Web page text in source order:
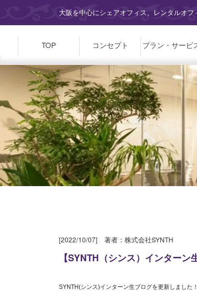
大阪を中心にシェアオフィス、レンタルオフ
TOP コンセプト プラン・ サービ
[2022/10/07] 著者：株式会社SYNTH
【SYNTH（シンス）インター
SYNTH(シンス)インターン生ブログを更新しました！